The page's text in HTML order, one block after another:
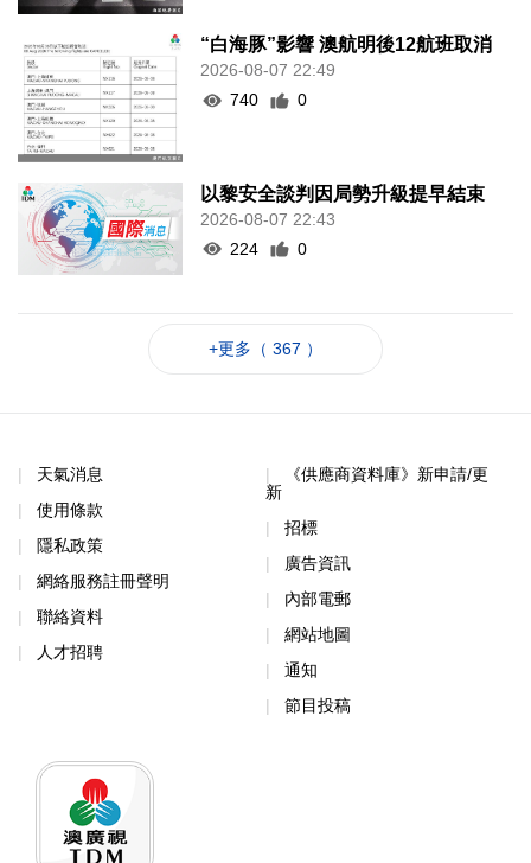
“白海豚”影響 澳航明後12航班取消
2026-08-07 22:49
740
0
以黎安全談判因局勢升級提早結束
2026-08-07 22:43
224
0
+更多（ 367 ）
天氣消息
使用條款
隱私政策
網絡服務註冊聲明
聯絡資料
人才招聘
《供應商資料庫》新申請/更
新
招標
廣告資訊
內部電郵
網站地圖
通知
節目投稿